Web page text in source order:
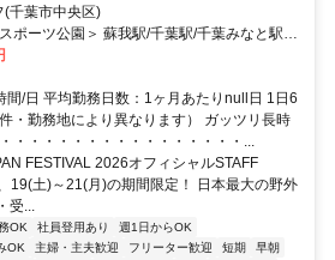
生さん・友達同士もOK♪
(千葉市中央区)
ポーツ公園＞ 蘇我駅/千葉駅/千葉みなと駅/
間/日 平均勤務日数：1ヶ月あたりnull日 1日6
・勤務地により異なります） ガッツリ長時
・・・・・・・・・・・・・・・・...
FESTIVAL 2026オフィシャルSTAFF
19(土)～21(月)の期間限定！ 日本最大の野外
受...
OK 社員登用あり
週1日からOK
OK 主婦・主夫歓迎 フリーター歓迎 短期
早朝